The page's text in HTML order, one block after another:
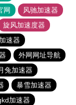
网
风驰加速器
旋风加速度器
速器
外网网址导航
兔加速器
暴雪加速器
加速器